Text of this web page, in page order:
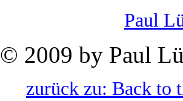
Paul
© 2009 by Paul
zurück zu: Back to